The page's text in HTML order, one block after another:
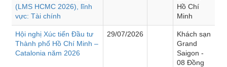
(LMS HCMC 2026), lĩnh
vực: Tài chính
Hồ Chí
Minh
Hội nghị Xúc tiến Đầu tư
Thành phố Hồ Chí Minh –
Catalonia năm 2026
29/07/2026
Khách sạn
Grand
Saigon -
08 Đồng